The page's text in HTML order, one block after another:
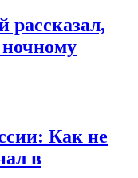
рассказал,
ночному
Как не
в